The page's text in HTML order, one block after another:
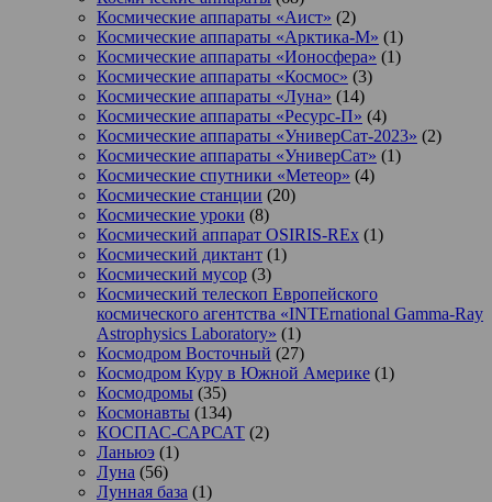
Космические аппараты «Аист» (2)
Космические аппараты «Арктика-М» (1)
Космические аппараты «Ионосфера» (1)
Космические аппараты «Космос» (3)
Космические аппараты «Луна» (14)
Космические аппараты «Ресурс-П» (4)
Космические аппараты «УниверСат-2023» (2)
Космические аппараты «УниверСат» (1)
Космические спутники «Метеор» (4)
Космические станции (20)
Космические уроки (8)
Космический аппарат OSIRIS-REx (1)
Космический диктант (1)
Космический мусор (3)
Космический телескоп Европейского
космического агентства «INTErnational Gamma-Ray
Astrophysics Laboratory» (1)
Космодром Восточный (27)
Космодром Куру в Южной Америке (1)
Космодромы (35)
Космонавты (134)
КОСПАС-САРСАТ (2)
Ланьюэ (1)
Луна (56)
Лунная база (1)